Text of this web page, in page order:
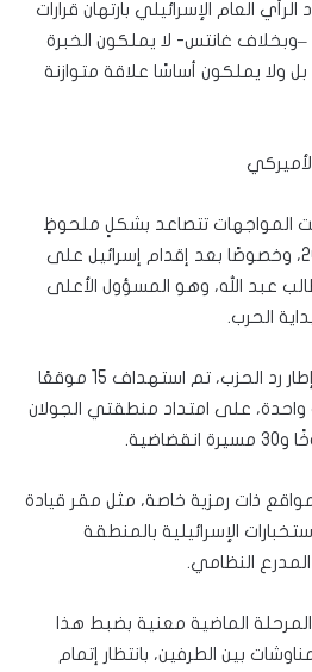
العام الإسرائيلي بارتهان قرارات
–وبخلاف غانتس- لا يملكون الخبرة
ولا يملكون أساسًا علاقة متوازنة
المواجهات تتصاعد بشكلٍ ملحوظٍ
خلال شهر يونيو/حزيران 2024، وخصوصًا بعد إقدام إسرائيل على
عبد الله، وهو المسؤول الأعلى
الحرب.
بعد يوم من الاغتيال، وفي إطار رد الحزب، تم استهداف 15 موقعًا
واحدة، على امتداد منطقتي الجولان
ذات رمزية خاصة، مثل مقر قيادة
الإسرائيلية بالمنطقة
المدرع النظامي.
المرحلة الماضية معنية بضبط هذا
بين الطرفين، بانتظار إتمام